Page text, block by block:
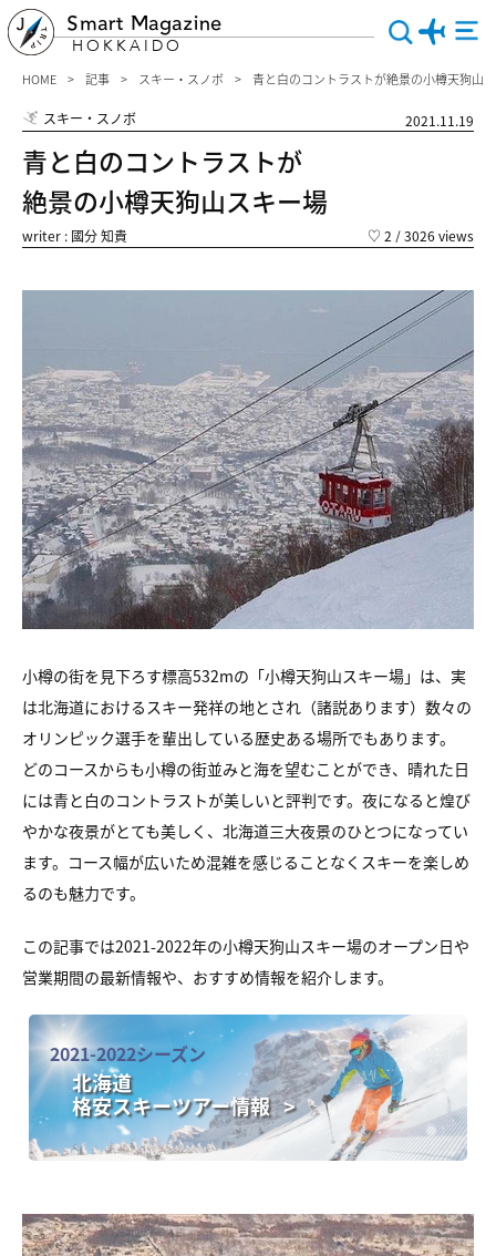
Smart Magazine
HOKKAIDO
HOME 記事 スキー・スノボ 青と白のコントラストが絶景の小樽天狗山
スキー・スノボ 2021.11.19
青と白のコントラストが
絶景の小樽天狗山スキー場
writer : 國分 知貴 ♡ 2 / 3026 views
小樽の街を見下ろす標高532mの「小樽天狗山スキー場」は、実
は北海道におけるスキー発祥の地とされ（諸説あります）数々の
オリンピック選手を輩出している歴史ある場所でもあります。
どのコースからも小樽の街並みと海を望むことができ、晴れた日
には青と白のコントラストが美しいと評判です。夜になると煌び
やかな夜景がとても美しく、北海道三大夜景のひとつになってい
ます。コース幅が広いため混雑を感じることなくスキーを楽しめ
るのも魅力です。
この記事では2021-2022年の小樽天狗山スキー場のオープン日や
営業期間の最新情報や、おすすめ情報を紹介します。
2021-2022シーズン
北海道
格安スキーツアー情報 >